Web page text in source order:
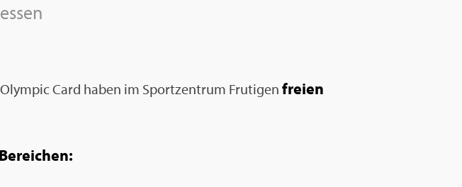
Card haben im Sport­zen­trum Fru­ti­gen frei­en